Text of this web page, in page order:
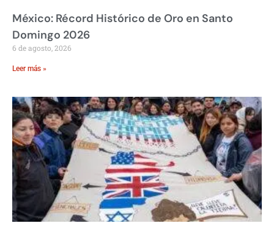
México: Récord Histórico de Oro en Santo
Domingo 2026
6 de agosto, 2026
Leer más »